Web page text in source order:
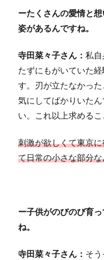
ーたくさんの愛情と
姿があるんですね。
寺田菜々子さん： 私自
たずにもがいていた
す。刃が立たなかった
気にしてばかりいた
い。これ以上求める
刺激が欲しくて東京
て日常の小さな部分
ー子供がのびのび育
ね。
寺田菜々子さん： そう